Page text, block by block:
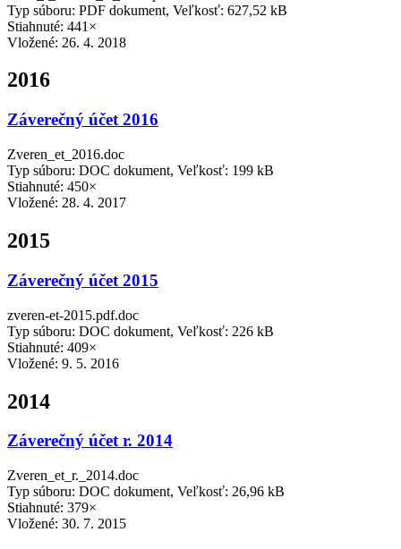
Typ súboru: PDF dokument, Veľkosť: 627,52 kB
Stiahnuté: 441×
Vložené: 26. 4. 2018
2016
Záverečný účet 2016
Zveren_et_2016.doc
Typ súboru: DOC dokument, Veľkosť: 199 kB
Stiahnuté: 450×
Vložené: 28. 4. 2017
2015
Záverečný účet 2015
zveren-et-2015.pdf.doc
Typ súboru: DOC dokument, Veľkosť: 226 kB
Stiahnuté: 409×
Vložené: 9. 5. 2016
2014
Záverečný účet r. 2014
Zveren_et_r._2014.doc
Typ súboru: DOC dokument, Veľkosť: 26,96 kB
Stiahnuté: 379×
Vložené: 30. 7. 2015